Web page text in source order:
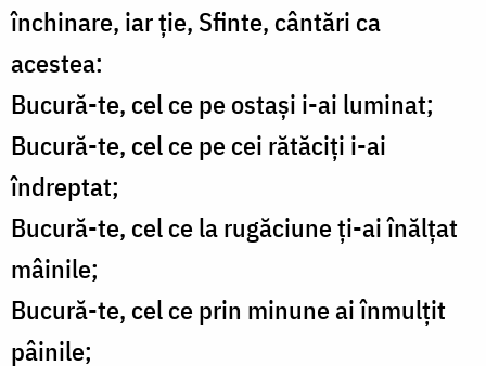
închinare, iar ție, Sfinte, cântări ca
acestea:
Bucură-te, cel ce pe ostași i-ai luminat;
Bucură-te, cel ce pe cei rătăciți i-ai
îndreptat;
Bucură-te, cel ce la rugăciune ți-ai înălțat
mâinile;
Bucură-te, cel ce prin minune ai înmulțit
pâinile;